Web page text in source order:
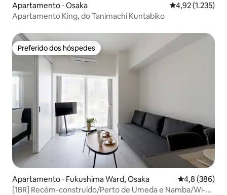
Apartamento ⋅ Osaka 4,92 de uma
4,92 (1.235)
Apartamento King, do Tanimachi Kuntabiko
Preferido dos hóspedes
Preferido dos hóspedes
Apartamento ⋅ Fukushima Ward, Osaka 4,8 de uma
4,8 (386)
[1BR] Recém-construído/Perto de Umeda e Namba/Wi-Fi